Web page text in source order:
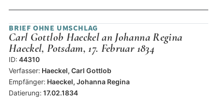
BRIEF OHNE UMSCHLAG
Carl Gottlob Haeckel an Johanna Regina
Haeckel, Potsdam, 17. Februar 1834
ID: 44310
Verfasser: Haeckel, Carl Gottlob
Empfänger: Haeckel, Johanna Regina
Datierung: 17.02.1834